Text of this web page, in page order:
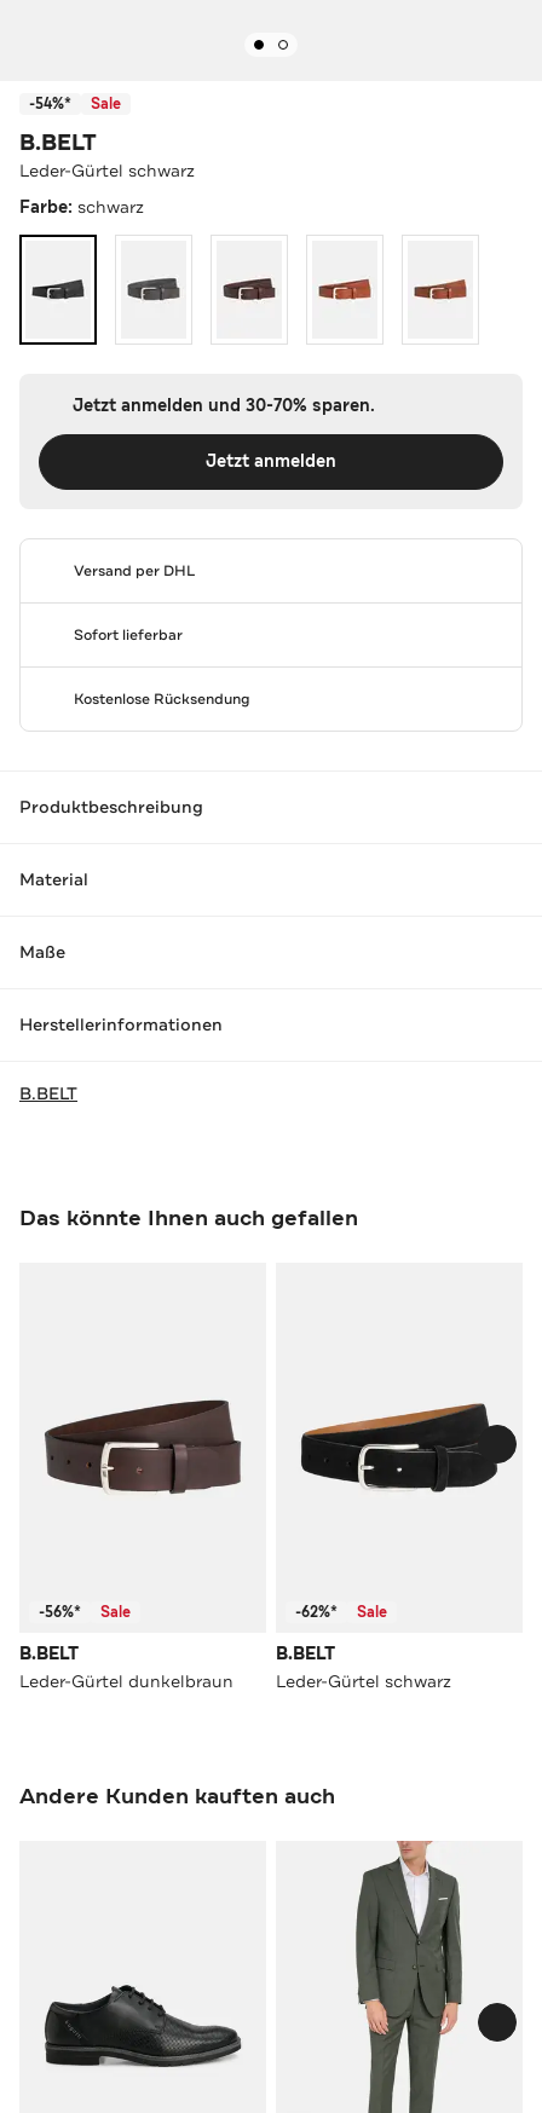
-54%* Sale
B.BELT
Leder-Gürtel schwarz
Farbe: schwarz
Jetzt anmelden und 30-70% sparen.
Jetzt anmelden
Versand per DHL
Sofort lieferbar
Kostenlose Rücksendung
Produktbeschreibung
Material
Maße
Herstellerinformationen
B.BELT
Das könnte Ihnen auch gefallen
-56%* Sale
B.BELT
Leder-Gürtel dunkelbraun
-62%* Sale
B.BELT
Leder-Gürtel schwarz
Andere Kunden kauften auch